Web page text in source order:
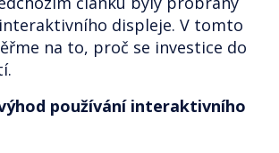
displeje. V tomto
na to, proč se investice do
používání interaktivního